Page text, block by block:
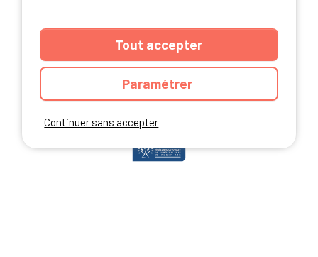
Continuer sans accepter
Tout accepter
Paramétrer